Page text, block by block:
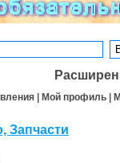
| Мой профиль |
Запчасти